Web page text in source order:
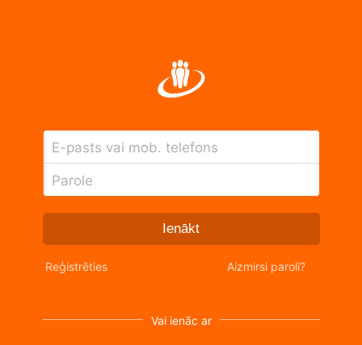
E-pasts vai mob. telefons
Parole
Ienākt
Reģistrēties Aizmirsi paroli?
Vai ienāc ar